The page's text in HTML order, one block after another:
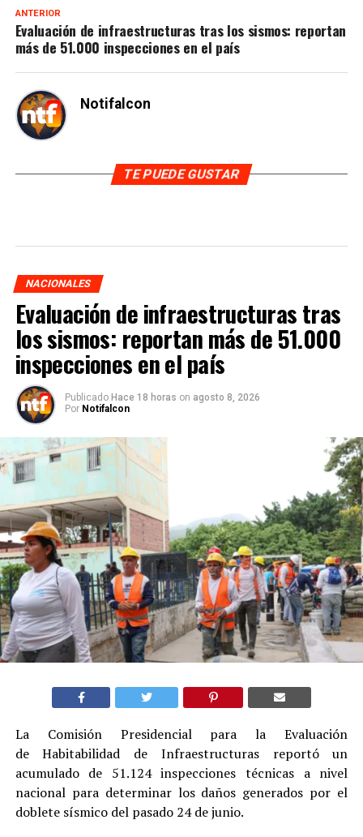
ANTERIOR
Evaluación de infraestructuras tras los sismos: reportan
más de 51.000 inspecciones en el país
Notifalcon
TE PUEDE GUSTAR
NACIONALES
Evaluación de infraestructuras tras
los sismos: reportan más de 51.000
inspecciones en el país
Publicado Hace 18 horas on agosto 8, 2026
Por Notifalcon
La Comisión Presidencial para la Evaluación
de Habitabilidad de Infraestructuras reportó un
acumulado de 51.124 inspecciones técnicas a nivel
nacional para determinar los daños generados por el
doblete sísmico del pasado 24 de junio.